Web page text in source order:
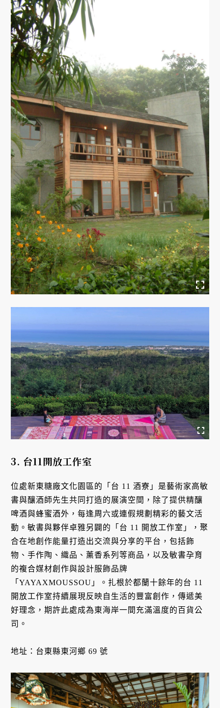
3. 台11開放工作室
位處新東糖廠文化園區的「台 11 酒寮」是藝術家高敏
書與釀酒師先生共同打造的展演空間，除了提供精釀
啤酒與蜂蜜酒外，每逢周六或連假規劃精彩的藝文活
動。敏書與夥伴卓雅另闢的「台 11 開放工作室」，聚
合在地創作能量打造出交流與分享的平台，包括飾
物、手作陶、織品、薰香系列等商品，以及敏書孕育
的複合媒材創作與設計服飾品牌
「YAYAXMOUSSOU」。扎根於都蘭十餘年的台 11
開放工作室持續展現反映自生活的豐富創作，傳遞美
好理念，期許此處成為東海岸一間充滿溫度的百貨公
司。
地址：台東縣東河鄉 69 號